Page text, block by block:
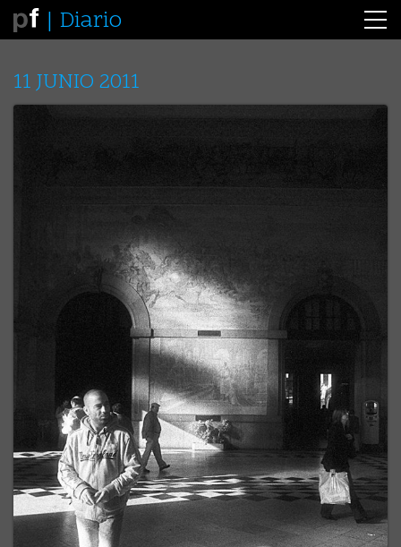
Diario
11 JUNIO 2011